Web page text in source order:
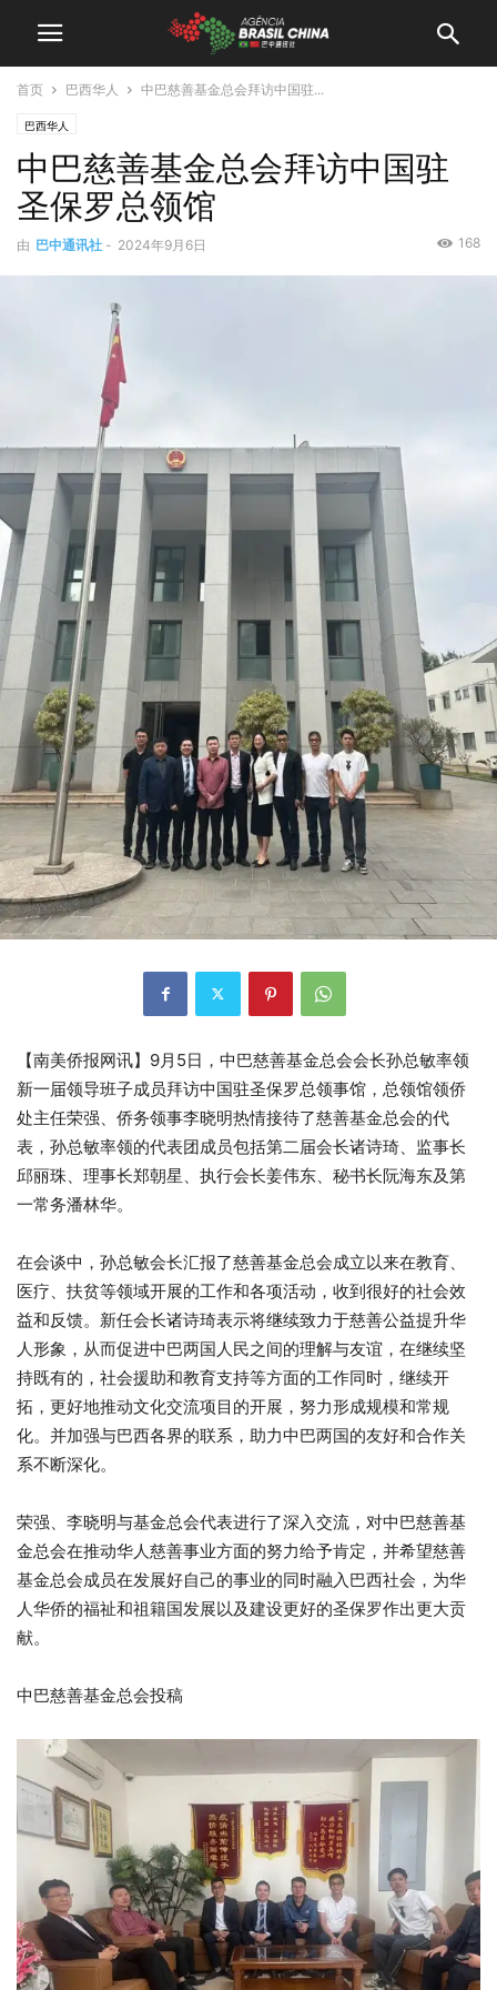
首页 巴西华人 中巴慈善基金总会拜访中国驻...
巴西华人
中巴慈善基金总会拜访中国驻
圣保罗总领馆
由 巴中通讯社 - 2024年9月6日 168
【南美侨报网讯】9月5日，中巴慈善基金总会会长孙总敏率领
新一届领导班子成员拜访中国驻圣保罗总领事馆，总领馆领侨
处主任荣强、侨务领事李晓明热情接待了慈善基金总会的代
表，孙总敏率领的代表团成员包括第二届会长诸诗琦、监事长
邱丽珠、理事长郑朝星、执行会长姜伟东、秘书长阮海东及第
一常务潘林华。
在会谈中，孙总敏会长汇报了慈善基金总会成立以来在教育、
医疗、扶贫等领域开展的工作和各项活动，收到很好的社会效
益和反馈。新任会长诸诗琦表示将继续致力于慈善公益提升华
人形象，从而促进中巴两国人民之间的理解与友谊，在继续坚
持既有的，社会援助和教育支持等方面的工作同时，继续开
拓，更好地推动文化交流项目的开展，努力形成规模和常规
化。并加强与巴西各界的联系，助力中巴两国的友好和合作关
系不断深化。
荣强、李晓明与基金总会代表进行了深入交流，对中巴慈善基
金总会在推动华人慈善事业方面的努力给予肯定，并希望慈善
基金总会成员在发展好自己的事业的同时融入巴西社会，为华
人华侨的福祉和祖籍国发展以及建设更好的圣保罗作出更大贡
献。
中巴慈善基金总会投稿